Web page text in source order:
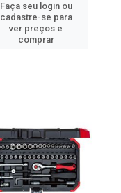
Faça seu login ou
cadastre-se para
ver preços e
comprar